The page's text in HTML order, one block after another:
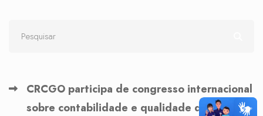
CRCGO participa de congresso internacional
sobre contabilidade e qualidade do gasto